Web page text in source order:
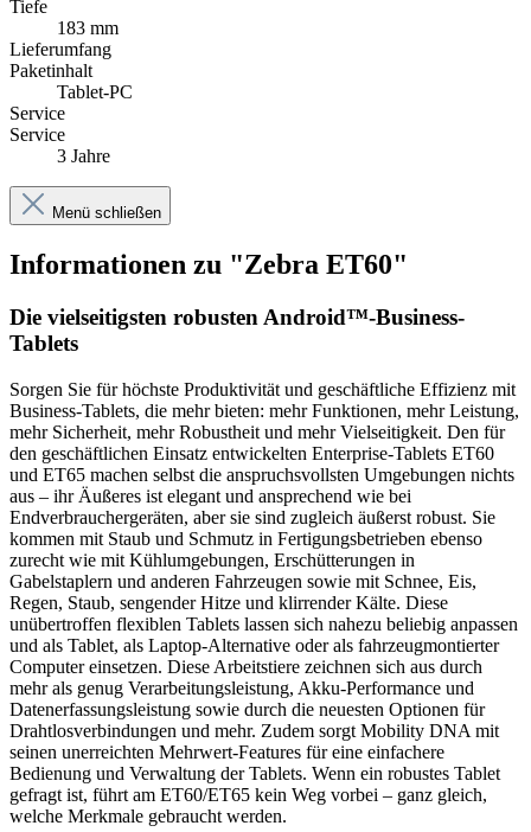
Tiefe
183 mm
Lieferumfang
Paketinhalt
Tablet-PC
Service
Service
3 Jahre
Menü schließen
Informationen zu "Zebra ET60"
Die vielseitigsten robusten Android™-Business-
Tablets
Sorgen Sie für höchste Produktivität und geschäftliche Effizienz mit
Business-Tablets, die mehr bieten: mehr Funktionen, mehr Leistung,
mehr Sicherheit, mehr Robustheit und mehr Vielseitigkeit. Den für
den geschäftlichen Einsatz entwickelten Enterprise-Tablets ET60
und ET65 machen selbst die anspruchsvollsten Umgebungen nichts
aus – ihr Äußeres ist elegant und ansprechend wie bei
Endverbrauchergeräten, aber sie sind zugleich äußerst robust. Sie
kommen mit Staub und Schmutz in Fertigungsbetrieben ebenso
zurecht wie mit Kühlumgebungen, Erschütterungen in
Gabelstaplern und anderen Fahrzeugen sowie mit Schnee, Eis,
Regen, Staub, sengender Hitze und klirrender Kälte. Diese
unübertroffen flexiblen Tablets lassen sich nahezu beliebig anpassen
und als Tablet, als Laptop-Alternative oder als fahrzeugmontierter
Computer einsetzen. Diese Arbeitstiere zeichnen sich aus durch
mehr als genug Verarbeitungsleistung, Akku-Performance und
Datenerfassungsleistung sowie durch die neuesten Optionen für
Drahtlosverbindungen und mehr. Zudem sorgt Mobility DNA mit
seinen unerreichten Mehrwert-Features für eine einfachere
Bedienung und Verwaltung der Tablets. Wenn ein robustes Tablet
gefragt ist, führt am ET60/ET65 kein Weg vorbei – ganz gleich,
welche Merkmale gebraucht werden.